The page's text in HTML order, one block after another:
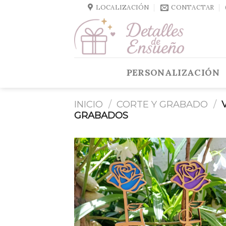
LOCALIZACIÓN CONTACTAR
PERSONALIZACIÓN
INICIO / CORTE Y GRABADO /
GRABADOS